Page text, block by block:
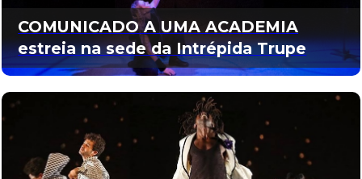
COMUNICADO A UMA ACADEMIA
estreia na sede da Intrépida Trupe